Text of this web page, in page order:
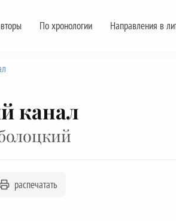
По хронологии Направления в
канал
распечатать